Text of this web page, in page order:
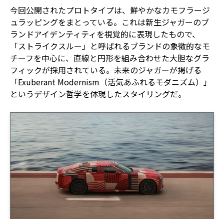
今回公開されたプロトタイプは、鮮やかなカモフラージ
ュラッピングをまとっている。これは新生ジャガーのブ
ランドアイデンティティを視覚的に表現したもので、
「ストライクスルー」と呼ばれるブランドの象徴的なモ
チーフを中心に、直線と円形を組み合わせた大胆なグラ
フィックが採用されている。未来のジャガーが掲げる
「Exuberant Modernism（活気あふれるモダニズム）」
というデザイン哲学を体現したスタイリングだ。